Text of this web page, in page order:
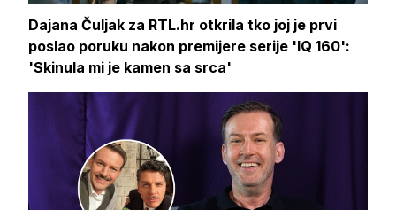
Dajana Čuljak za RTL.hr otkrila tko joj je prvi
poslao poruku nakon premijere serije 'IQ 160':
'Skinula mi je kamen sa srca'